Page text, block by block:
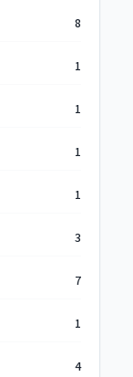
8
1
1
1
1
3
7
1
4